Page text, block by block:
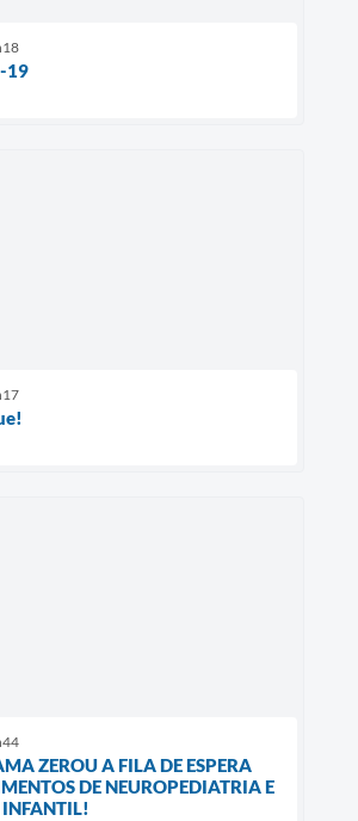
19
ZEROU A FILA DE ESPERA
DE NEUROPEDIATRIA E